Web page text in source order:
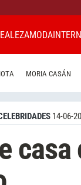
MODA
MORIA CASÁN
14-06-
casa